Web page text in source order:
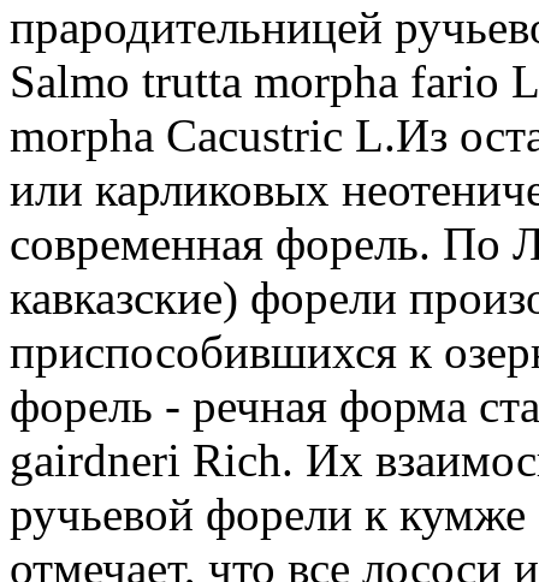
прародительницей
Salmo trutta morpha fario
morpha Cacustric L.Из
или карликовых
современная форель. По
кавказские) форели
приспособившихся к
форель - речная форма
gairdneri Rich. Их
ручьевой форели к
отмечает, что все